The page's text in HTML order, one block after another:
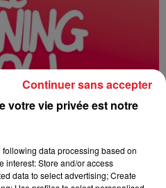
votre vie privée est notre
following data processing based on
interest: Store and/or access
data to select advertising; Create
Continuer sans accepter